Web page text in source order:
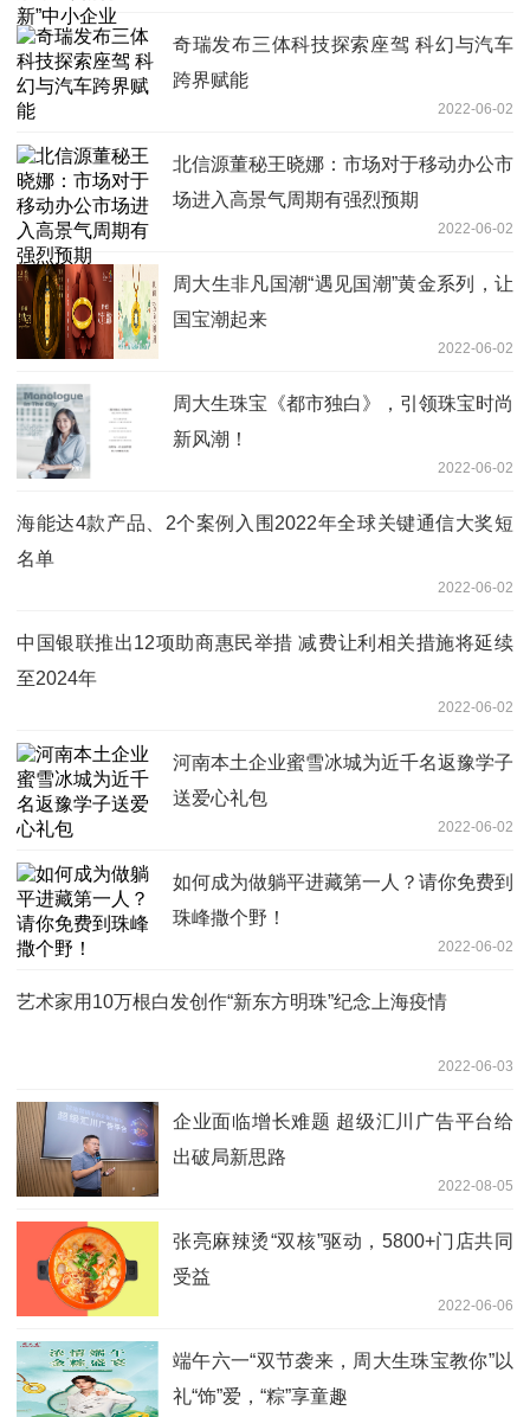
奇瑞发布三体科技探索座驾 科幻与汽车
跨界赋能
2022-06-02
北信源董秘王晓娜：市场对于移动办公市
场进入高景气周期有强烈预期
2022-06-02
周大生非凡国潮“遇见国潮”黄金系列，让
国宝潮起来
2022-06-02
周大生珠宝《都市独白》，引领珠宝时尚
新风潮！
2022-06-02
海能达4款产品、2个案例入围2022年全球关键通信大奖短
名单
2022-06-02
中国银联推出12项助商惠民举措 减费让利相关措施将延续
至2024年
2022-06-02
河南本土企业蜜雪冰城为近千名返豫学子
送爱心礼包
2022-06-02
如何成为做躺平进藏第一人？请你免费到
珠峰撒个野！
2022-06-02
艺术家用10万根白发创作“新东方明珠”纪念上海疫情
2022-06-03
企业面临增长难题 超级汇川广告平台给
出破局新思路
2022-08-05
张亮麻辣烫“双核”驱动，5800+门店共同
受益
2022-06-06
端午六一“双节袭来，周大生珠宝教你”以
礼“饰”爱，“粽”享童趣